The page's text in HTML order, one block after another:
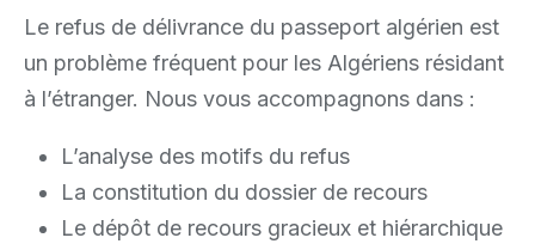
Le refus de délivrance du passeport algérien est
un problème fréquent pour les Algériens résidant
à l’étranger. Nous vous accompagnons dans :
L’analyse des motifs du refus
La constitution du dossier de recours
Le dépôt de recours gracieux et hiérarchique